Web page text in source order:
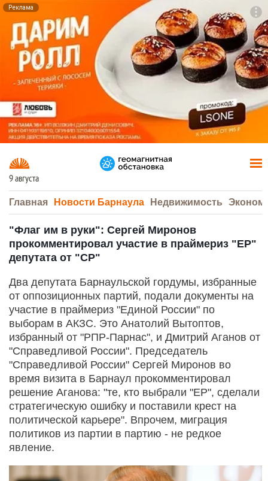
Реклама
9 августа
Главная Новости Барнаула Недвижимость
"Флаг им в руки": Сергей Миронов
прокомментировал участие в праймериз "ЕР"
депутата от "СР"
Два депутата Барнаульской гордумы, избранные
от оппозиционных партий, подали документы на
участие в праймериз "Единой России" по
выборам в АКЗС. Это Анатолий Вытоптов,
избранный от "РПР-Парнас", и Дмитрий Аганов от
"Справедливой России". Председатель
"Справедливой России" Сергей Миронов во
время визита в Барнаул прокомментировал
решение Аганова: "те, кто выбрали "ЕР", сделали
стратегическую ошибку и поставили крест на
политической карьере". Впрочем, миграция
политиков из партии в партию - не редкое
явление.